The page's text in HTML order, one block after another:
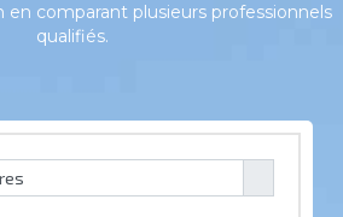
en comparant plusieurs professionnels
qualifiés.